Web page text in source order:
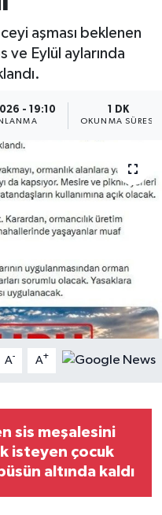
aşması beklenen
ve Eylül aylarında
- 19:10 1 DK
OKUNMA SÜRESI
A- A+
sis meşalesini
isteyen çocuk
altında kaldı